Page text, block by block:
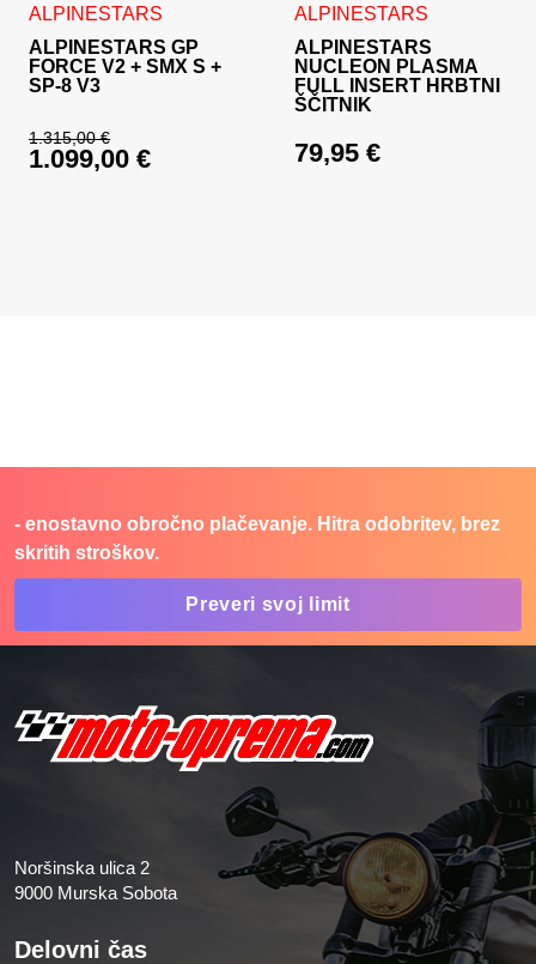
ALPINESTARS
ALPINESTARS GP
FORCE V2 + SMX S +
SP-8 V3
1.315,00€
Izvirna cena je bila: 1.315,00 €.
1.099,00 €
Ta izdelek ima več različic. Možnosti lahko izberete na
ALPINESTARS
ALPINESTARS
NUCLEON PLASMA
FULL INSERT HRBTNI
ŠČITNIK
79,95 €
Ta izdelek ima več različic.
- enostavno obročno plačevanje. Hitra odobritev, brez
skritih stroškov.
Preveri svoj limit
Noršinska ulica 2
9000 Murska Sobota
Delovni čas